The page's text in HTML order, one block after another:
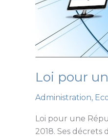
Loi pour
Administration,
Loi pour une
2018. Ses